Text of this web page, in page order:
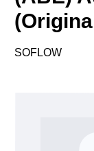
SOFLOW